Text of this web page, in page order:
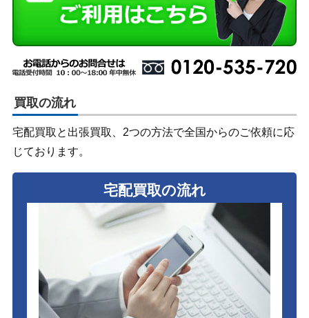
買取の流れ
宅配買取と出張買取、2つの方法で全国からのご依頼に応
じております。
宅配買取の流れ